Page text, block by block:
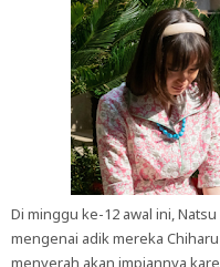
Di minggu ke-12 awal ini,
mengenai adik mereka
menyerah akan impiannya